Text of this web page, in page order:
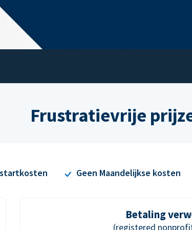
Frustratievrije
Geen Maandelijkse kosten
Betaling
(registered